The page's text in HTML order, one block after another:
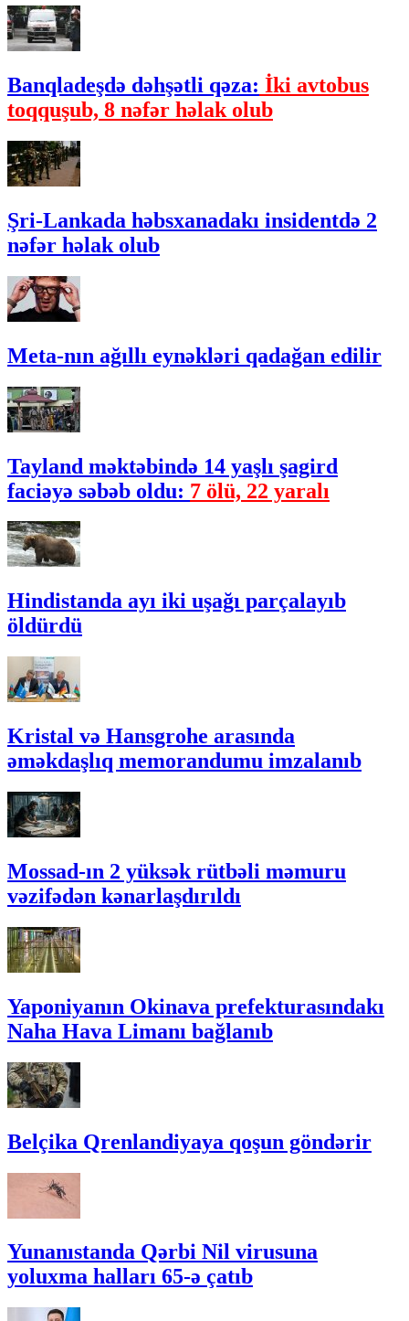
Banqladeşdə dəhşətli qəza: İki avtobus
toqquşub, 8 nəfər həlak olub
Şri-Lankada həbsxanadakı insidentdə 2
nəfər həlak olub
Meta-nın ağıllı eynəkləri qadağan edilir
Tayland məktəbində 14 yaşlı şagird
faciəyə səbəb oldu: 7 ölü, 22 yaralı
Hindistanda ayı iki uşağı parçalayıb
öldürdü
Kristal və Hansgrohe arasında
əməkdaşlıq memorandumu imzalanıb
Mossad-ın 2 yüksək rütbəli məmuru
vəzifədən kənarlaşdırıldı
Yaponiyanın Okinava prefekturasındakı
Naha Hava Limanı bağlanıb
Belçika Qrenlandiyaya qoşun göndərir
Yunanıstanda Qərbi Nil virusuna
yoluxma halları 65-ə çatıb